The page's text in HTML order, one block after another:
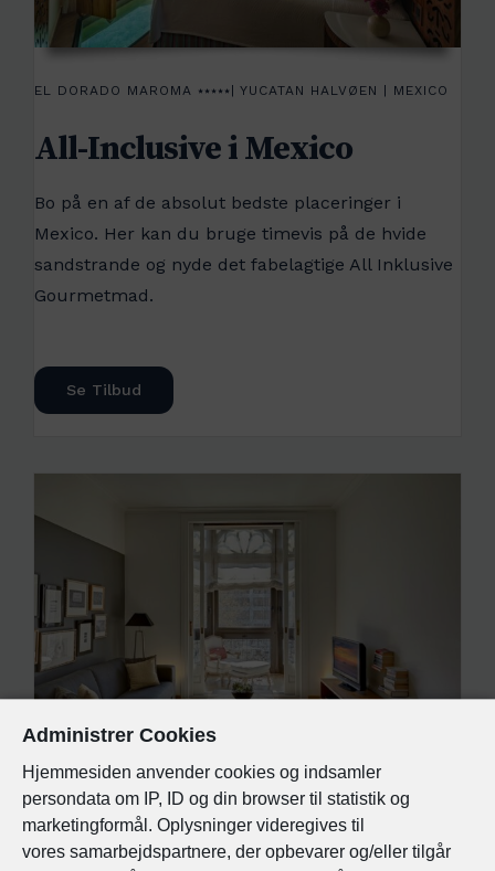
Administrer Cookies
Hjemmesiden anvender cookies og indsamler
persondata om IP, ID og din browser til statistik og
marketingformål. Oplysninger videregives til
voressamarbejdspartnere, der opbevarer og/eller tilgår
EL DORADO MAROMA ⭑⭑⭑⭑⭑| YUCATAN HALVØEN | MEXICO
All-Inclusive i Mexico
Bo på en af de absolut bedste placeringer i
Mexico. Her kan du bruge timevis på de hvide
sandstrande og nyde det fabelagtige All Inklusive
Gourmetmad.
Se Tilbud
APARTMENTS SIXTYFOUR ⭑⭑⭑⭑ | BARCELONA | SPANIEN
Luksuslejligheder i